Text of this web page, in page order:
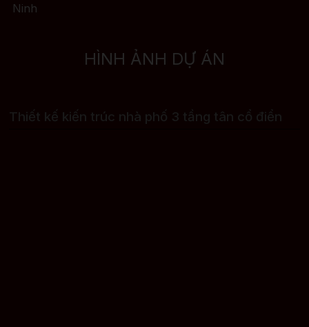
Ninh
HÌNH ẢNH DỰ ÁN
Thiết kế kiến trúc nhà phố 3 tầng tân cổ điển